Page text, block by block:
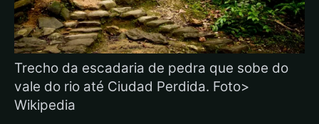
Trecho da escadaria de pedra que sobe do
vale do rio até Ciudad Perdida. Foto>
Wikipedia